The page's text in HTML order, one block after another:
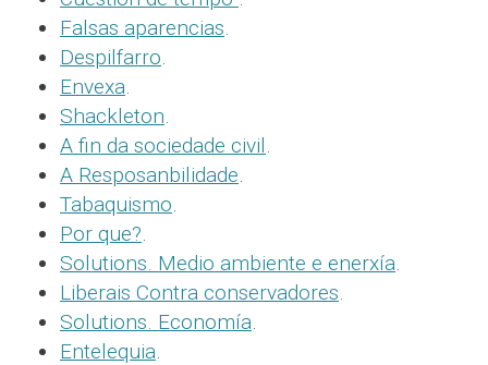
Falsas aparencias.
Despilfarro.
Envexa.
Shackleton.
A fin da sociedade civil.
A Resposanbilidade.
Tabaquismo.
Por que?.
Solutions. Medio ambiente e enerxía.
Liberais Contra conservadores.
Solutions. Economía.
Entelequia.